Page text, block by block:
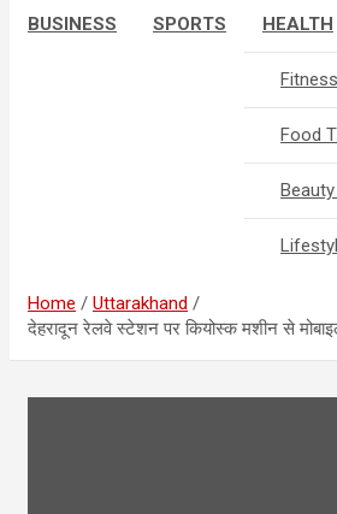
BUSINESS SPORTS HEALTH
Food
Home
Uttarakhand
देहरादून रेलवे स्टेशन पर कियोस्क मशीन से